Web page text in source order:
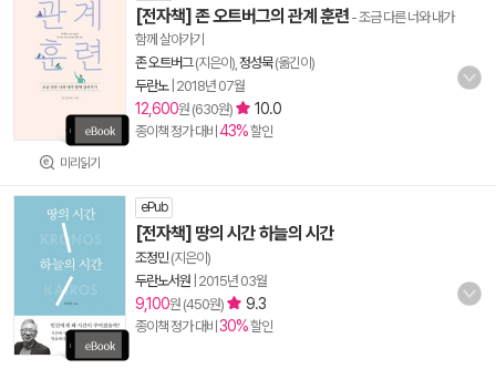
미리읽기
[전자책] 존 오트버그의 관계 훈련 - 조금 다른 너와 내가
함께 살아가기
존 오트버그(지은이), 정성묵(옮긴이)
두란노| 2018년 07월
12,600원 (630원) 10.0
종이책 정가 대비 43%할인
ePub
[전자책] 땅의 시간 하늘의 시간
조정민(지은이)
두란노서원 2015년 03월
9,100원 (450원) 9.3
종이책 정가 대비 30%할인